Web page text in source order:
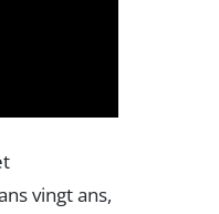
vingt ans,